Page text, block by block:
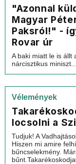
"Azonnal
Magyar
Paksról!" -
Rovar úr
A baki miatt le is
nárcisztikus miniszt...
Vélemények
locsolni a
Tudjuk! A
Hiszen mi amire
bűncselekmény.